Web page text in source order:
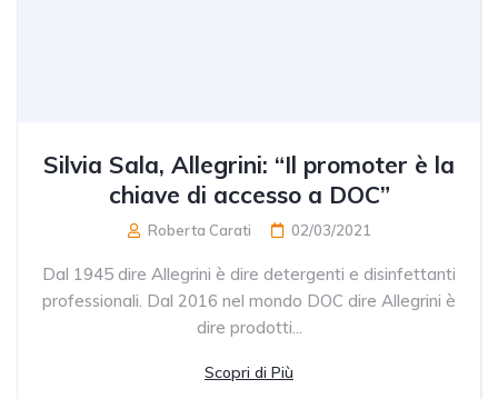
Silvia Sala, Allegrini: “Il promoter è la
chiave di accesso a DOC”
Roberta Carati 02/03/2021
Dal 1945 dire Allegrini è dire detergenti e disinfettanti
professionali. Dal 2016 nel mondo DOC dire Allegrini è
dire prodotti...
Scopri di Più